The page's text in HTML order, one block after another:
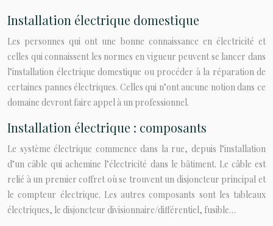
Installation électrique domestique
Les personnes qui ont une bonne connaissance en électricité et
celles qui connaissent les normes en vigueur peuvent se lancer dans
l’installation électrique domestique ou procéder à la réparation de
certaines pannes électriques. Celles qui n’ont aucune notion dans ce
domaine devront faire appel à un professionnel.
Installation électrique : composants
Le système électrique commence dans la rue, depuis l’installation
d’un câble qui achemine l’électricité dans le bâtiment. Le câble est
relié à un premier coffret où se trouvent un disjoncteur principal et
le compteur électrique. Les autres composants sont les tableaux
électriques, le disjoncteur divisionnaire/différentiel, fusible…